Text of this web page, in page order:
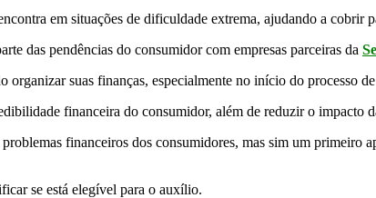
em situações de dificuldade extrema, ajudando a cobrir
das pendências do consumidor com empresas parceiras da
suas finanças, especialmente no início do processo
financeira do consumidor, além de reduzir o impacto
financeiros dos consumidores, mas sim um primeiro
se está elegível para o auxílio.